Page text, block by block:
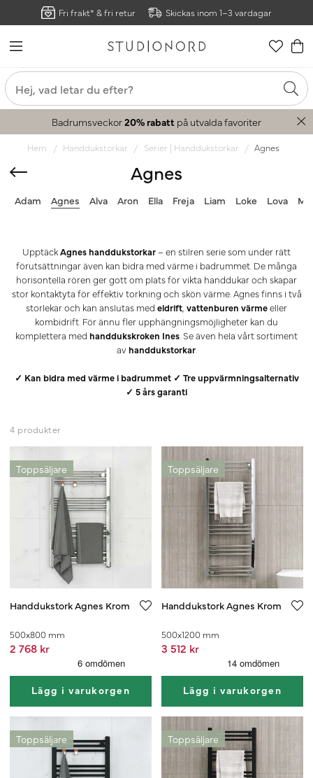
Fri frakt* & fri retur Skickas inom 1–3 vardagar
Badrumsveckor20% rabatt på utvalda favoriter
Hem Handdukstorkar Serier | Handdukstorkar Agnes
Agnes
Adam Agnes Alva Aron Ella Freja Liam Loke Lova Maj
UpptäckAgnes handdukstorkar – en stilren serie som under rätt
förutsättningar även kan bidra med värme i badrummet. De många
horisontella rören ger gott om plats för vikta handdukar och skapar
stor kontaktyta för effektiv torkning och skön värme. Agnes finns i två
storlekar och kan anslutas med eldrift vattenburen värmeeller
kombidrift. För ännu fler upphängningsmöjligheter kan du
komplettera med handdukskroken Ines . Se även hela vårt sortiment
av handdukstorkar.
✓ Kan bidra med värme i badrummet ✓ Tre uppvärmningsalternativ
✓ 5 års garanti
4 produkter
Toppsäljare
Handdukstork Agnes Krom
500x800 mm
2 768 kr
Lägg i varukorgen
Toppsäljare
Handdukstork Agnes Krom
500x1200 mm
3 512 kr
Lägg i varukorgen
Toppsäljare Toppsäljare